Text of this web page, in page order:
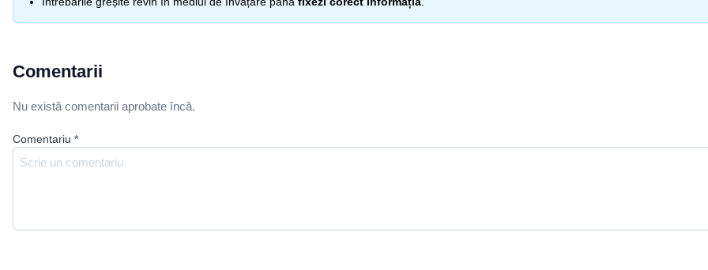
Comentarii
Nu există comentarii aprobate încă.
Comentariu *